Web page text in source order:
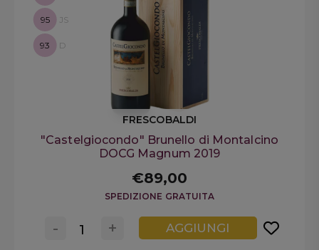
95 JS
93 D
FRESCOBALDI
"Castelgiocondo" Brunello di Montalcino
DOCG Magnum 2019
€89,00
SPEDIZIONE GRATUITA
+
- AGGIUNGI